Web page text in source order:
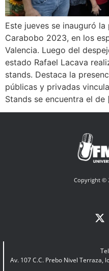
Este jueves se inauguró
Carabobo 2023, en los
Valencia. Luego del
estado Rafael Lacava
stands. Destaca la
públicas y privadas
Stands se encuentra el de
Copyright ©
Av. 107 C.C. Prebo Nivel Terraza,